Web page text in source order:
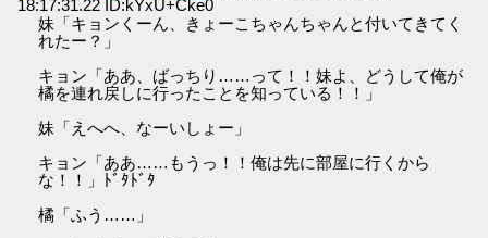
18:17:31.22 ID:kYxU+Cke0
妹「キョンくーん、きょーこちゃんちゃんと付いてきてく
れたー？」
キョン「ああ、ばっちり……って！！妹よ、どうして俺が
橘を連れ戻しに行ったことを知っている！！」
妹「えへへ、なーいしょー」
キョン「ああ……もうっ！！俺は先に部屋に行くから
な！！」ﾄﾞﾀﾄﾞﾀ
橘「ふう……」